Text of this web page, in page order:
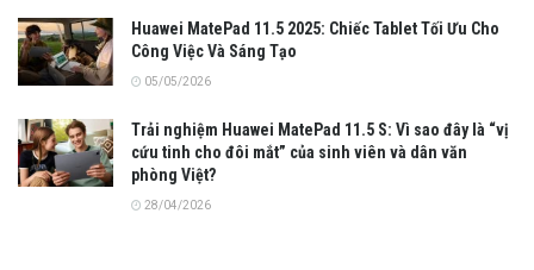
Huawei MatePad 11.5 2025: Chiếc Tablet Tối Ưu Cho
Công Việc Và Sáng Tạo
05/05/2026
Trải nghiệm Huawei MatePad 11.5 S: Vì sao đây là “vị
cứu tinh cho đôi mắt” của sinh viên và dân văn
phòng Việt?
28/04/2026